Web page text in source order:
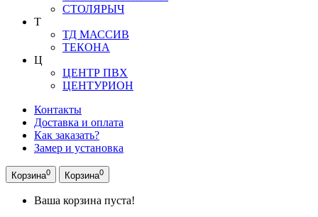
СТОЛЯРЫЧ
Т
ТД МАССИВ
ТЕКОНА
Ц
ЦЕНТР ПВХ
ЦЕНТУРИОН
Контакты
Доставка и оплата
Как заказать?
Замер и установка
Корзина0 Корзина0
Ваша корзина пуста!